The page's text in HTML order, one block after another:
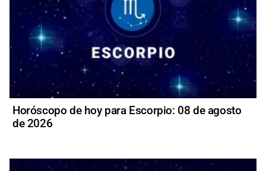
Horóscopo de hoy para Escorpio: 08 de agosto
de 2026